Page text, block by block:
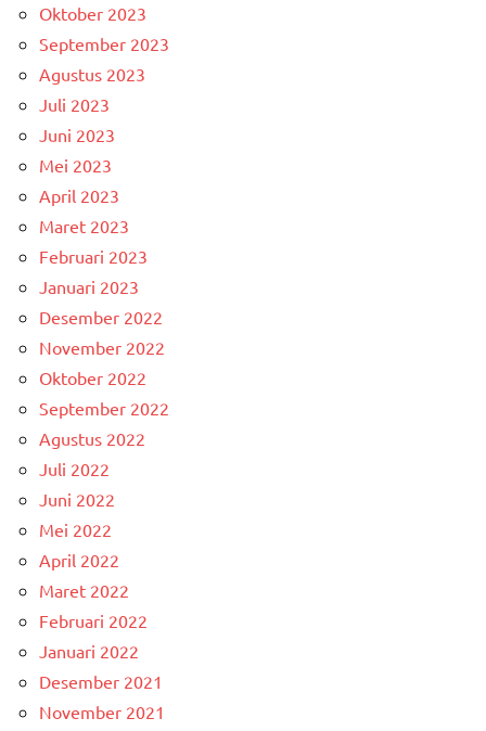
Oktober 2023
September 2023
Agustus 2023
Juli 2023
Juni 2023
Mei 2023
April 2023
Maret 2023
Februari 2023
Januari 2023
Desember 2022
November 2022
Oktober 2022
September 2022
Agustus 2022
Juli 2022
Juni 2022
Mei 2022
April 2022
Maret 2022
Februari 2022
Januari 2022
Desember 2021
November 2021